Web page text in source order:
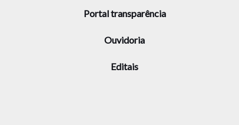
Portal transparência
Ouvidoria
Editais